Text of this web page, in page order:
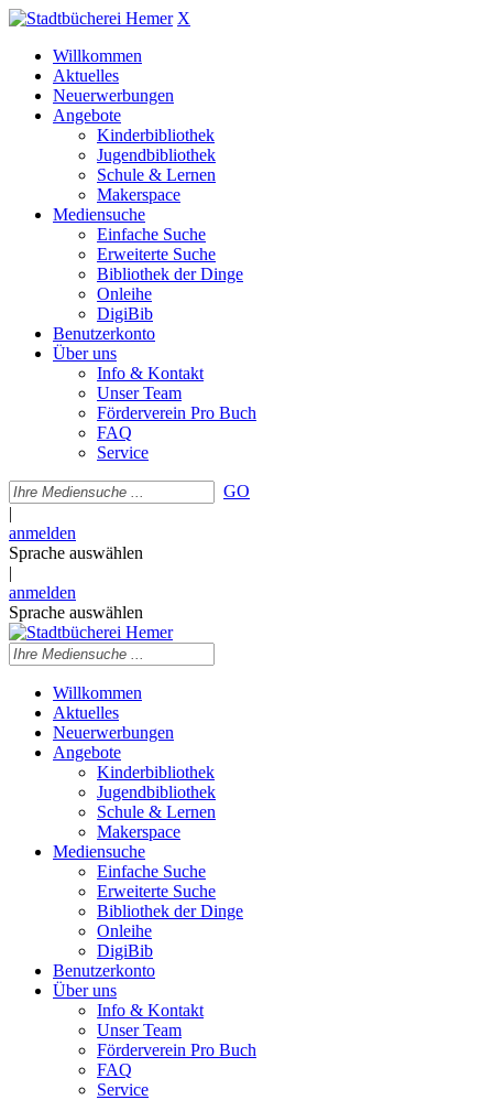
X
Willkommen
Aktuelles
Neuerwerbungen
Angebote
Kinderbibliothek
Jugendbibliothek
Schule & Lernen
Makerspace
Mediensuche
Einfache Suche
Erweiterte Suche
Bibliothek der Dinge
Onleihe
DigiBib
Benutzerkonto
Über uns
Info & Kontakt
Unser Team
Förderverein Pro Buch
FAQ
Service
GO
|
anmelden
Sprache auswählen
|
anmelden
Sprache auswählen
Willkommen
Aktuelles
Neuerwerbungen
Angebote
Kinderbibliothek
Jugendbibliothek
Schule & Lernen
Makerspace
Mediensuche
Einfache Suche
Erweiterte Suche
Bibliothek der Dinge
Onleihe
DigiBib
Benutzerkonto
Über uns
Info & Kontakt
Unser Team
Förderverein Pro Buch
FAQ
Service